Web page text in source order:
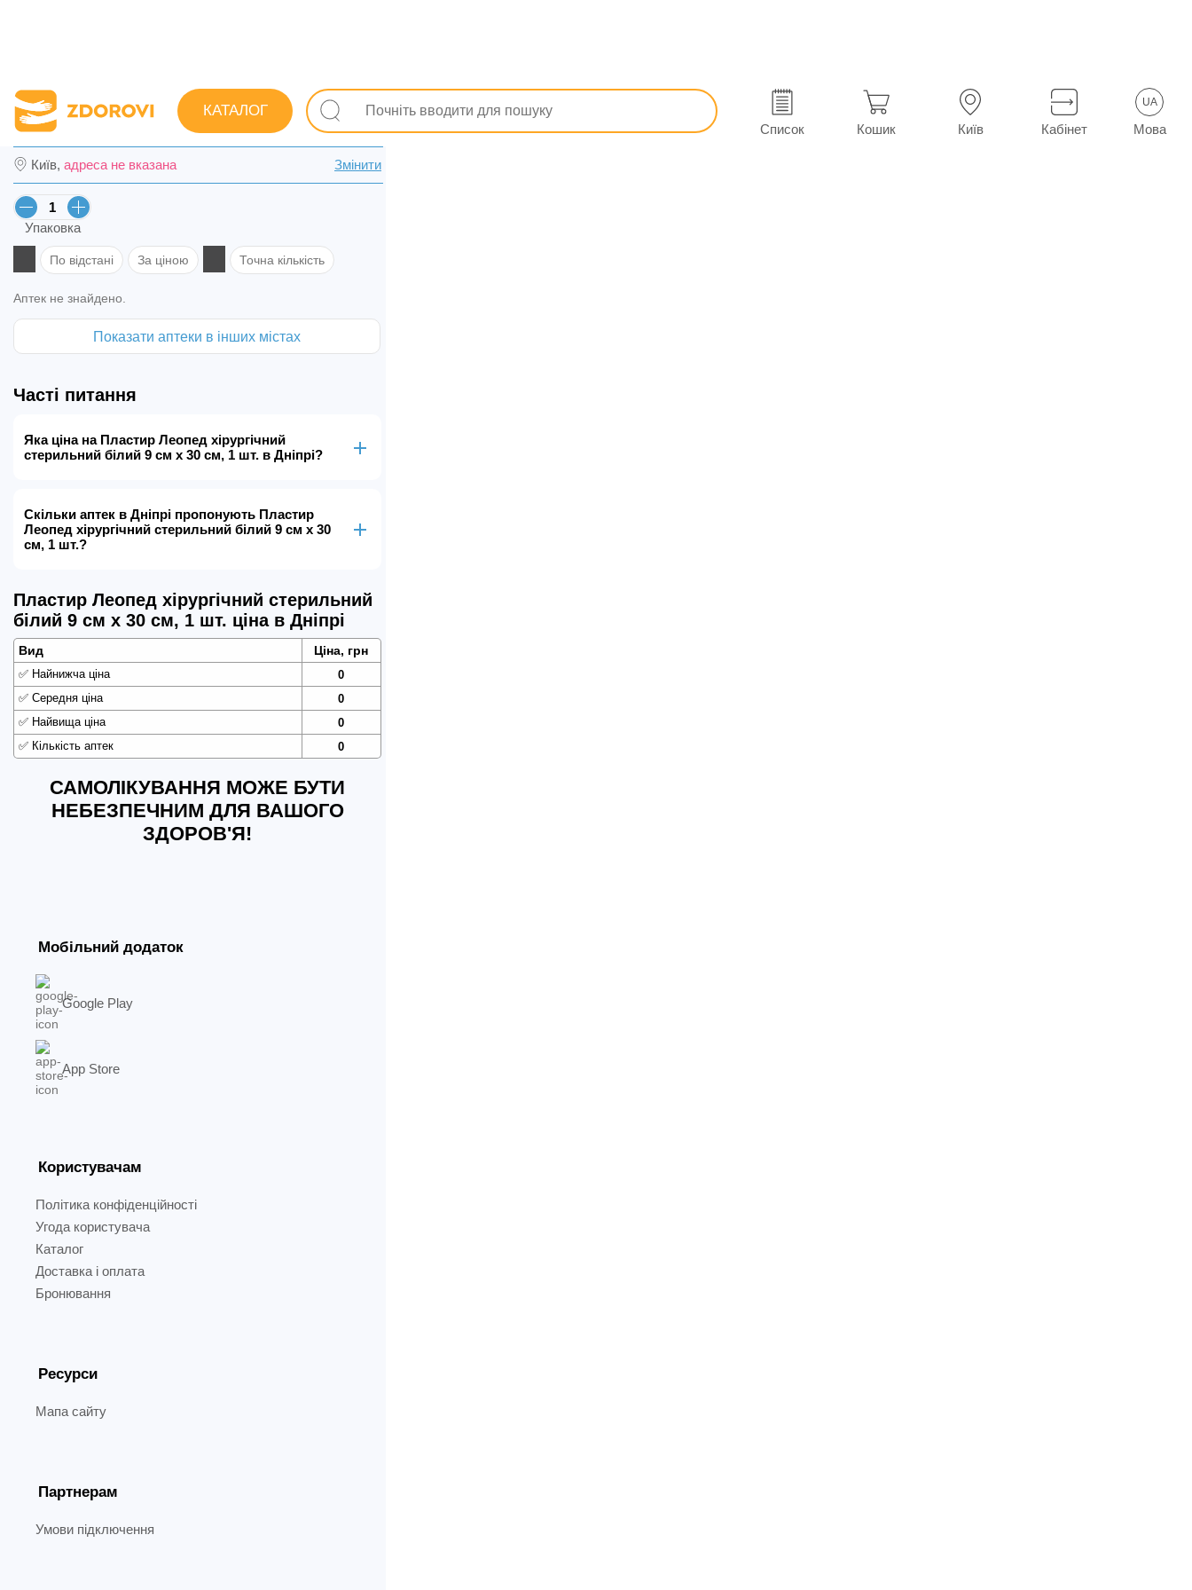
КАТАЛОГ
Список Кошик Київ Кабінет
UA
Мова
Пошук ліків Вироби медичного призначення та ортопедія Перевʼязувальні і фіксуючі матеріали Пластирі Пластир Леопед хірургічний стерильний білий 9 см х 30 см, 1 шт.
Пластир Леопед хірургічний стерильний білий 9 см х 30 см, 1 шт. в Дніпрі
Київ, адреса не вказана Змінити
Упаковка
По відстані За ціною Точна кількість
Аптек не знайдено.
Показати аптеки в інших містах
Часті питання
Яка ціна на Пластир Леопед хірургічний
стерильний білий 9 см х 30 см, 1 шт. в Дніпрі?
Скільки аптек в Дніпрі пропонують Пластир
Леопед хірургічний стерильний білий 9 см х 30
см, 1 шт.?
Пластир Леопед хірургічний стерильний
білий 9 см х 30 см, 1 шт. ціна в Дніпрі
Вид Ціна, грн
✅ Найнижча ціна
0
✅ Середня ціна
0
✅ Найвища ціна
0
✅ Кількість аптек 0
САМОЛІКУВАННЯ МОЖЕ БУТИ
НЕБЕЗПЕЧНИМ ДЛЯ ВАШОГО
ЗДОРОВ'Я!
Мобільний додаток
Google Play
App Store
Користувачам
Політика конфіденційності
Угода користувача
Каталог
Доставка і оплата
Бронювання
Ресурси
Мапа сайту
Партнерам
Умови підключення